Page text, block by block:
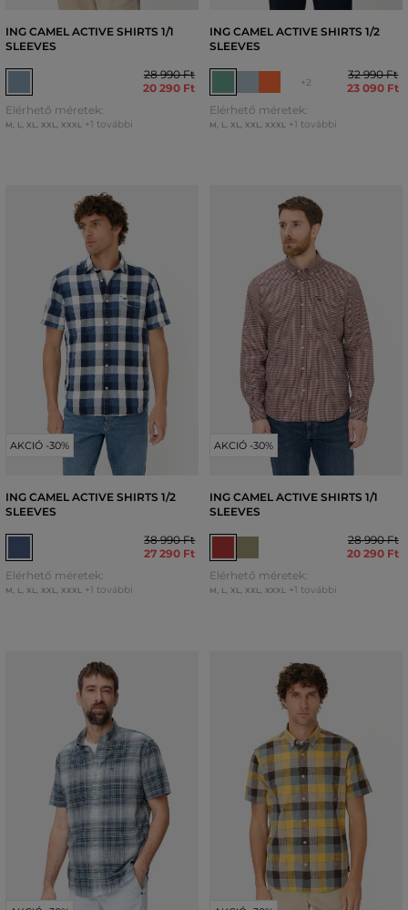
ING CAMEL ACTIVE SHIRTS 1/1
SLEEVES
28 990 Ft
20 290 Ft
Elérhető méretek:
M L XL XXL XXXL +1 további
ING CAMEL ACTIVE SHIRTS 1/2
SLEEVES
+2
32 990 Ft
23 090 Ft
Elérhető méretek:
M L XL XXL XXXL +1 további
AKCIÓ -30%
ING CAMEL ACTIVE SHIRTS 1/2
SLEEVES
38 990 Ft
27 290 Ft
Elérhető méretek:
M L XL XXL XXXL +1 további
AKCIÓ -30%
ING CAMEL ACTIVE SHIRTS 1/1
SLEEVES
28 990 Ft
20 290 Ft
Elérhető méretek:
M L XL XXL XXXL +1 további